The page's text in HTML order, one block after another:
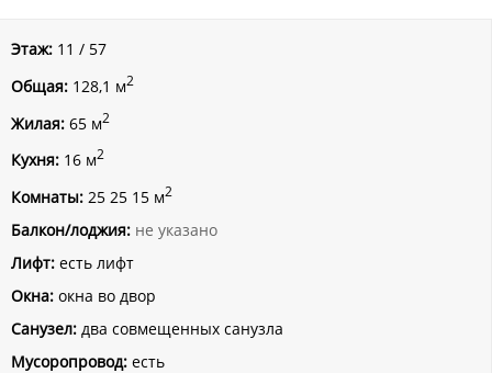
Этаж: 11 / 57
Общая: 128,1 м2
Жилая: 65 м2
Кухня: 16 м2
Комнаты: 25 25 15 м2
Балкон/лоджия: не указано
Лифт: есть лифт
Окна: окна во двор
Санузел: два совмещенных санузла
Мусоропровод: есть